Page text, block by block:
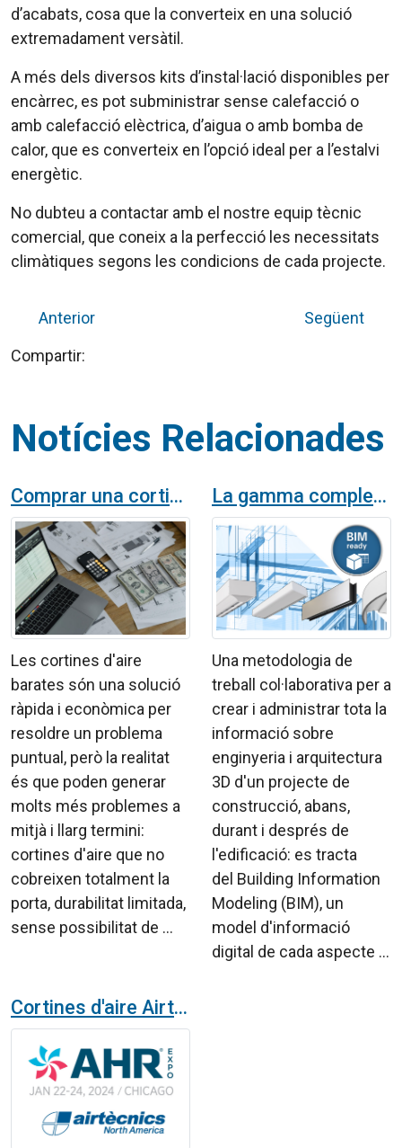
d’acabats, cosa que la converteix en una solució
extremadament versàtil.
A més dels diversos kits d’instal·lació disponibles per
encàrrec, es pot subministrar sense calefacció o
amb calefacció elèctrica, d’aigua o amb bomba de
calor, que es converteix en l’opció ideal per a l’estalvi
energètic.
No dubteu a contactar amb el nostre equip tècnic
comercial, que coneix a la perfecció les necessitats
climàtiques segons les condicions de cada projecte.
Anterior
Següent
Compartir:
Notícies Relacionades
Comprar una cortina d’aire barata pot sortir molt car
Les cortines d'aire
barates són una solució
ràpida i econòmica per
resoldre un problema
puntual, però la realitat
és que poden generar
molts més problemes a
mitjà i llarg termini:
cortines d'aire que no
cobreixen totalment la
porta, durabilitat limitada,
sense possibilitat de ...
La gamma completa de cortines d'aire Airtècnics disponible en BIM
Una metodologia de
treball col·laborativa per a
crear i administrar tota la
informació sobre
enginyeria i arquitectura
3D d'un projecte de
construcció, abans,
durant i després de
l'edificació: es tracta
del Building Information
Modeling (BIM), un
model d'informació
digital de cada aspecte ...
Cortines d'aire Airtècnics a la fira AHR Chicago 2024